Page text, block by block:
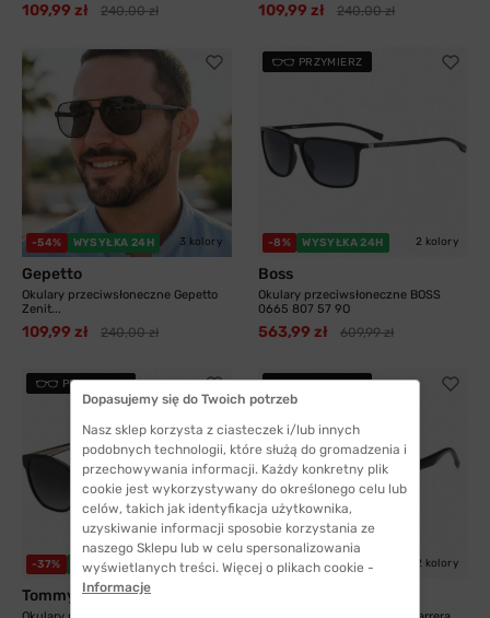
109,99 zł 240,00 zł 109,99 zł 240,00 zł
-54% WYSYŁKA 24H 3 kolory
Gepetto
Okulary przeciwsłoneczne Gepetto
Zenit...
109,99 zł 240,00 zł
PRZYMIERZ
-8% WYSYŁKA 24H 2 kolory
Boss
Okulary przeciwsłoneczne BOSS
0665 807 57 9O
563,99 zł 609,99 zł
PRZYMIERZ
-37% WYSYŁKA 24H 2 kolory
Tommy Hilfiger
PRZYMIERZ
-21% WYSYŁKA 24H 2 kolory
Dopasujemy się do Twoich potrzeb
Nasz sklep korzysta z ciasteczek i/lub innych
podobnych technologii, które służą do gromadzenia i
przechowywania informacji. Każdy konkretny plik
cookie jest wykorzystywany do określonego celu lub
celów, takich jak identyfikacja użytkownika,
uzyskiwanie informacji sposobie korzystania ze
naszego Sklepu lub w celu spersonalizowania
wyświetlanych treści. Więcej o plikach cookie -
Informacje